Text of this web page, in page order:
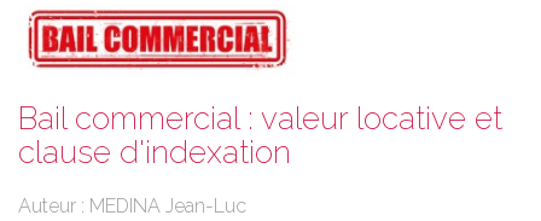
Bail commercial : valeur locative et
clause d'indexation
Auteur : MEDINA Jean-Luc